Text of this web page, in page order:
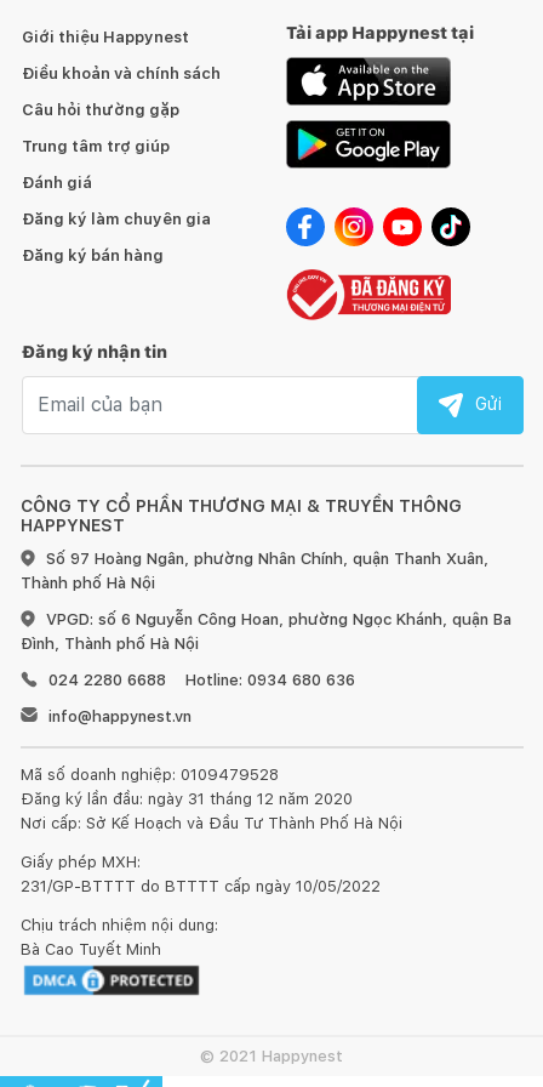
CÔNG TY CỔ PHẦN THƯƠNG MẠI & TRUYỀN THÔNG
HAPPYNEST
Số 97 Hoàng Ngân, phường Nhân Chính, quận Thanh Xuân,
Thành phố Hà Nội
VPGD: số 6 Nguyễn Công Hoan, phường Ngọc Khánh, quận Ba
Đình, Thành phố Hà Nội
024 2280 6688
Hotline: 0934 680 636
info@happynest.vn
Mã số doanh nghiệp: 0109479528
Đăng ký lần đầu: ngày 31 tháng 12 năm 2020
Nơi cấp: Sở Kế Hoạch và Đầu Tư Thành Phố Hà Nội
Giấy phép MXH:
231/GP-BTTTT do BTTTT cấp ngày 10/05/2022
Chịu trách nhiệm nội dung:
Bà Cao Tuyết Minh
Giới thiệu Happynest
Điều khoản và chính sách
Câu hỏi thường gặp
Trung tâm trợ giúp
Đánh giá
Đăng ký làm chuyên gia
Đăng ký bán hàng
Tải app Happynest tại
Đăng ký nhận tin
Gửi
© 2021 Happynest